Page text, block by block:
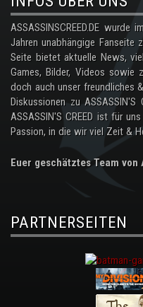
ASSASSINSCREED.DE
Jahren unabhängige Fanseite
Seite bietet aktuelle News,
Games, Bilder, Videos sowie
doch auch unser freundliches
Diskussionen zu ASSASSIN'S
ASSASSIN'S CREED ist für
Passion, in die wir viel Zeit &
Euer geschätztes Team von
PARTNERSEITEN